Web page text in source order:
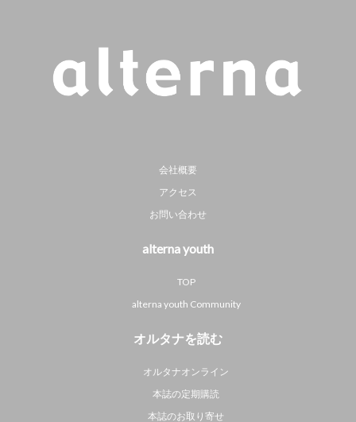
会社概要
アクセス
お問い合わせ
alterna youth
TOP
alterna youth Community
オルタナを読む
オルタナオンライン
本誌の定期購読
本誌のお取り寄せ